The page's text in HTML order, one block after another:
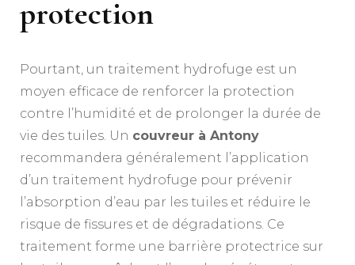
protection
Pourtant, un traitement hydrofuge est un
moyen efficace de renforcer la protection
contre l’humidité et de prolonger la durée de
vie des tuiles. Un couvreur à Antony
recommandera généralement l’application
d’un traitement hydrofuge pour prévenir
l’absorption d’eau par les tuiles et réduire le
risque de fissures et de dégradations. Ce
traitement forme une barrière protectrice sur